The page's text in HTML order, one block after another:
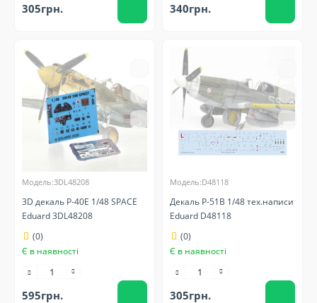
305грн. 340грн.
Модель:3DL48208
3D декаль P-40E 1/48 SPACE
Eduard 3DL48208
(0)
Є в наявності
595грн.
Модель:D48118
Декаль P-51B 1/48 тех.написи
Eduard D48118
(0)
Є в наявності
305грн.